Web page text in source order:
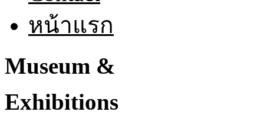
หน้าแรก
Museum &
Exhibitions